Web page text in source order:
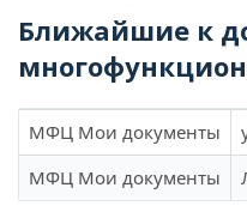
Ближайшие к
МФЦ Мои документы
МФЦ Мои документы